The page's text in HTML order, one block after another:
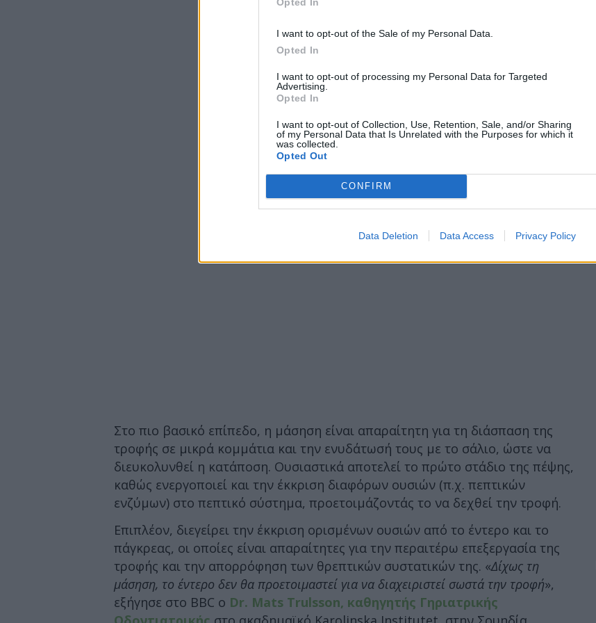
I want to opt-out of the Sale of my Personal Data.
Opted In
I want to opt-out of processing my Personal Data for Targeted
Advertising.
Opted In
I want to opt-out of Collection, Use, Retention, Sale, and/or Sharing
of my Personal Data that Is Unrelated with the Purposes for which it
was collected.
Opted Out
CONFIRM
Data Deletion Data Access Privacy Policy
Στο πιο βασικό επίπεδο, η μάσηση είναι απαραίτητη για τη διάσπαση της
τροφής σε μικρά κομμάτια και την ενυδάτωσή τους με το σάλιο, ώστε να
διευκολυνθεί η κατάποση. Ουσιαστικά αποτελεί το πρώτο στάδιο της πέψης,
καθώς ενεργοποιεί και την έκκριση διαφόρων ουσιών (π.χ. πεπτικών
ενζύμων) στο πεπτικό σύστημα, προετοιμάζοντάς το να δεχθεί την τροφή.
Επιπλέον, διεγείρει την έκκριση ορισμένων ουσιών από το έντερο και το
πάγκρεας, οι οποίες είναι απαραίτητες για την περαιτέρω επεξεργασία της
τροφής και την απορρόφηση των θρεπτικών συστατικών της. «Δίχως τη
μάσηση, το έντερο δεν θα προετοιμαστεί για να διαχειριστεί σωστά την τροφή»,
εξήγησε στο BBC ο Dr. Mats Trulsson, καθηγητής Γηριατρικής